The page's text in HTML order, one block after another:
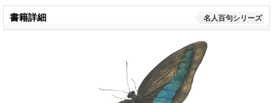
書籍詳細 名人百句シリーズ